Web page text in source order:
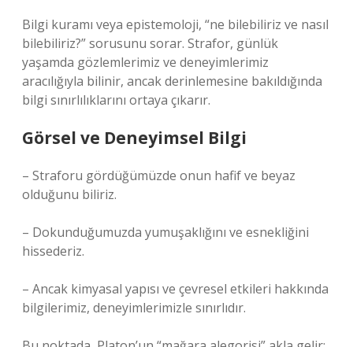
Bilgi kuramı veya epistemoloji, “ne bilebiliriz ve nasıl
bilebiliriz?” sorusunu sorar. Strafor, günlük
yaşamda gözlemlerimiz ve deneyimlerimiz
aracılığıyla bilinir, ancak derinlemesine bakıldığında
bilgi sınırlılıklarını ortaya çıkarır.
Görsel ve Deneyimsel Bilgi
– Straforu gördüğümüzde onun hafif ve beyaz
olduğunu biliriz.
– Dokunduğumuzda yumuşaklığını ve esnekliğini
hissederiz.
– Ancak kimyasal yapısı ve çevresel etkileri hakkında
bilgilerimiz, deneyimlerimizle sınırlıdır.